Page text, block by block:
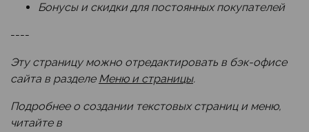
Бонусы и скидки для постоянных покупателей
----
Эту страницу можно отредактировать в бэк-офисе
сайта в разделе Меню и страницы.
Подробнее о создании текстовых страниц и меню,
читайте в